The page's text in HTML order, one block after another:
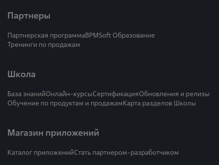
Партнеры
Партнерская программаBPMSoft Образование
Тренинги по продажам
Школа
База знанийОнлайн-курсыСертификацияОбновления и релизы
Обучение по продуктам и продажамКарта разделов Школы
Магазин приложений
Каталог приложенийСтать партнером-разработчиком